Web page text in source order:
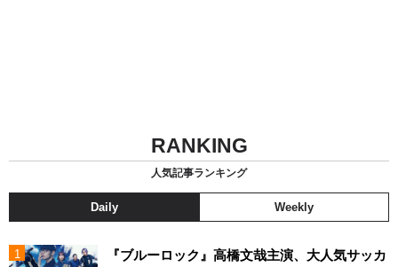
RANKING
人気記事ランキング
Daily Weekly
『ブルーロック』高橋文哉主演、大人気サッカ